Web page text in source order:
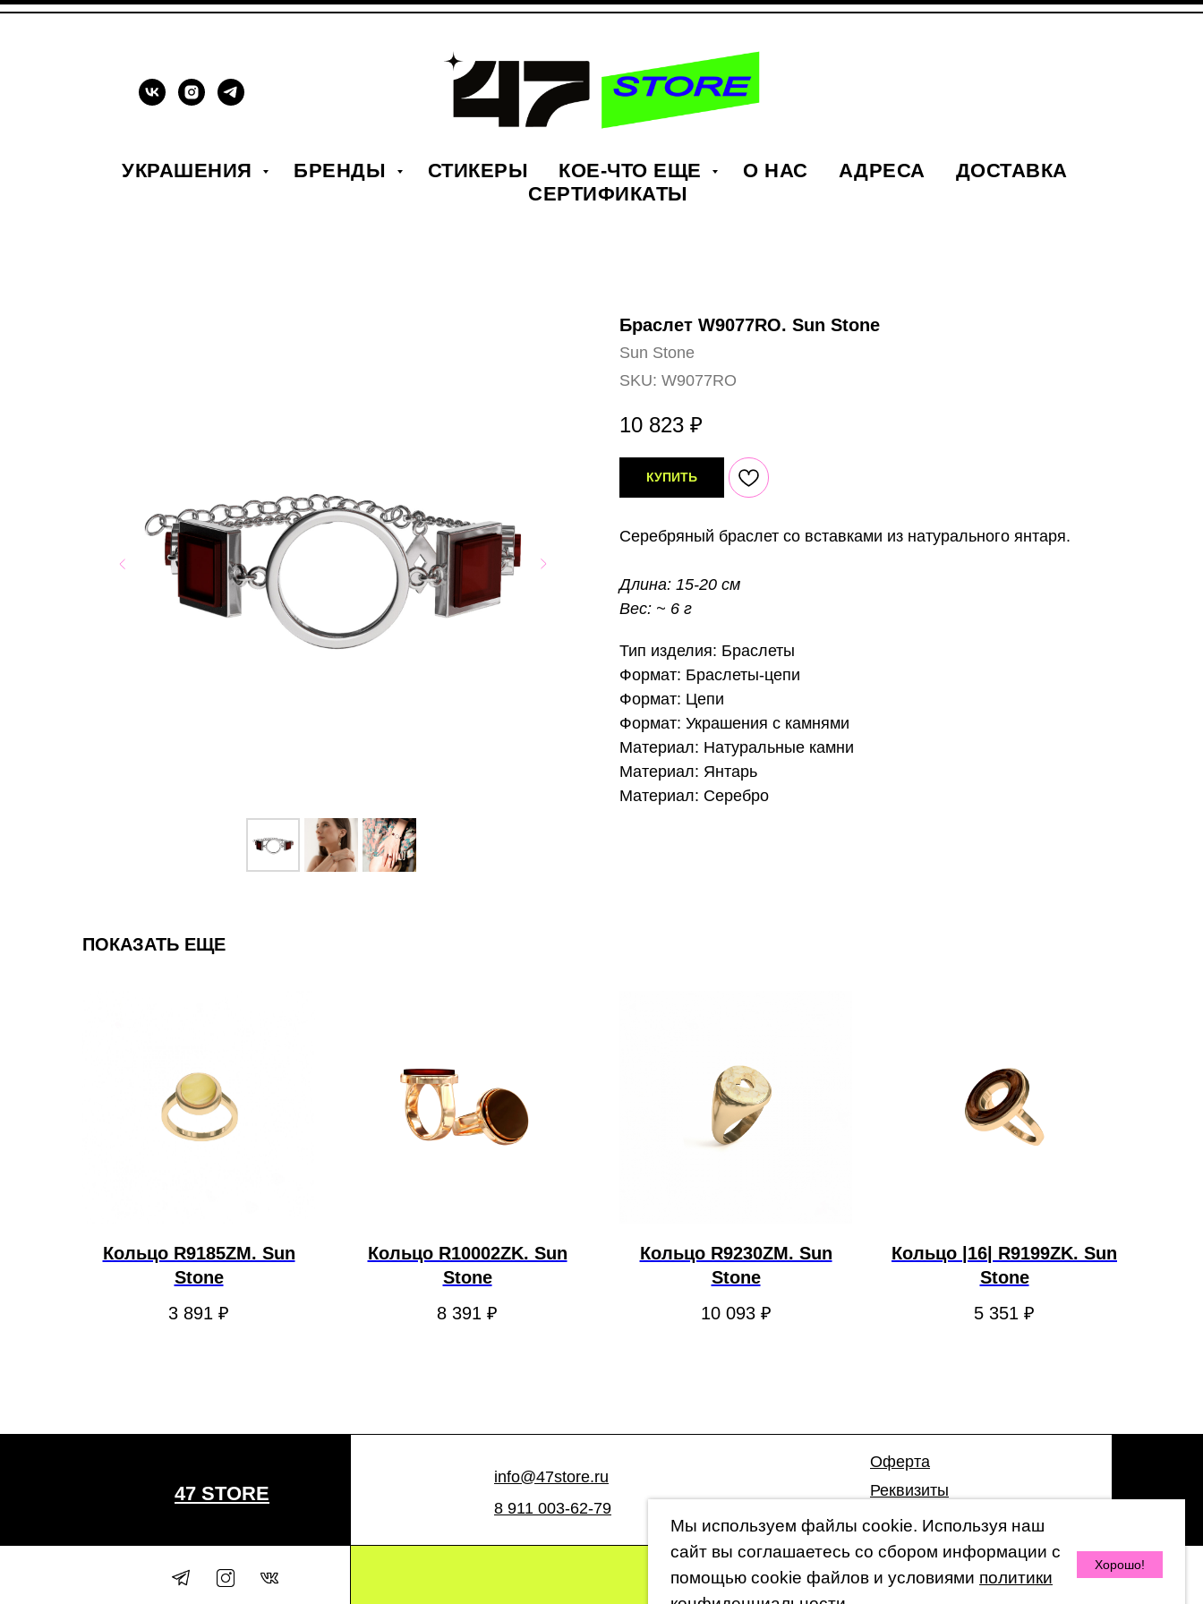
УКРАШЕНИЯ БРЕНДЫ СТИКЕРЫ КОЕ-ЧТО ЕЩЕ О НАС АДРЕСА
ДОСТАВКА
СЕРТИФИКАТЫ
Мы используем файлы cookie. Используя наш
сайт вы соглашаетесь со сбором информации с
помощью cookie файлов и условиями политики
Хорошо!
Браслет W9077RO. Sun Stone
Sun Stone
SKU: W9077RO
10 823 ₽
КУПИТЬ
Серебряный браслет со вставками из натурального янтаря.
Длина: 15-20 см
Вес: ~ 6 г
Тип изделия: Браслеты
Формат: Браслеты-цепи
Формат: Цепи
Формат: Украшения с камнями
Материал: Натуральные камни
Материал: Янтарь
Материал: Серебро
ПОКАЗАТЬ ЕЩЕ
Кольцо R9185ZM. Sun
Stone
3 891 ₽
Кольцо R10002ZK. Sun
Stone
8 391 ₽
Кольцо R9230ZM. Sun
Stone
10 093 ₽
Кольцо |16| R9199ZK. Sun
Stone
5 351 ₽
info@47store.ru
© 2026 by 47 Store
Оферта
Реквизиты
Гарантия
47 STORE
8 911 003-62-79